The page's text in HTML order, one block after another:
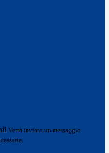
Verrà inviato un messaggio